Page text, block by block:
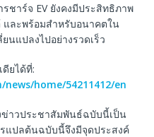
ชาร์จ EV ยังคงมีประสิทธิภาพ
และพร้อมสำหรับอนาคตใน
นแปลงไปอย่างรวดเร็ว
ยได้ที่:
home/54211412/en
าวประชาสัมพันธ์ฉบับนี้เป็น
แปลต้นฉบับนี้จึงมีจุดประสงค์